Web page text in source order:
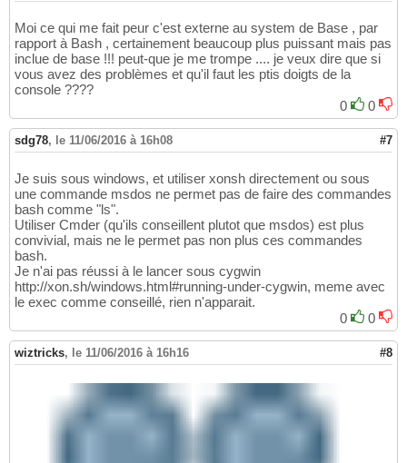
Moi ce qui me fait peur c'est externe au system de Base , par
rapport à Bash , certainement beaucoup plus puissant mais pas
inclue de base !!! peut-que je me trompe .... je veux dire que si
vous avez des problèmes et qu'il faut les ptis doigts de la
console ????
0
0
sdg78, le 11/06/2016 à 16h08 #7
Je suis sous windows, et utiliser xonsh directement ou sous
une commande msdos ne permet pas de faire des commandes
bash comme "ls".
Utiliser Cmder (qu'ils conseillent plutot que msdos) est plus
convivial, mais ne le permet pas non plus ces commandes
bash.
Je n'ai pas réussi à le lancer sous cygwin
http://xon.sh/windows.html#running-under-cygwin, meme avec
le exec comme conseillé, rien n'apparait.
0
0
wiztricks, le 11/06/2016 à 16h16 #8